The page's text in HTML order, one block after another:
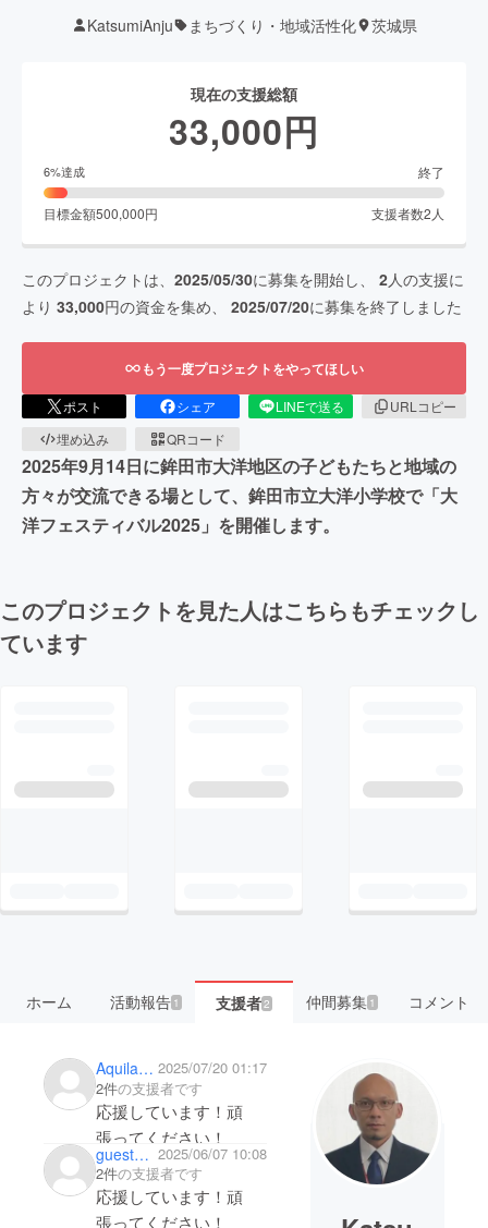
KatsumiAnju まちづくり・地域活性化 茨城県
現在の支援総額
33,000円
6%達成 終了
目標金額500,000円 支援者数2 人
このプロジェクトは、 2025/05/30に募集を開始し、 2人の支援に
より 33,000円の資金を集め、 2025/07/20に募集を終了しました
もう一度プロジェクトをやってほしい
ポスト シェア LINEで送る
URLコピー
埋め込み
QRコード
2025年9月14日に鉾田市大洋地区の子どもたちと地域の
方々が交流できる場として、鉾田市立大洋小学校で「大
洋フェスティバル2025」を開催します。
このプロジェクトを見た人はこちらもチェックし
ています
ホーム 活動報告1 支援者 2 仲間募集 1 コメント
Aquila0193 2025/07/20 01:17
2件の支援者です
応援しています！頑
張ってください！
guest2adc04d23cb4 2025/06/07 10:08
2件の支援者です
応援しています！頑
張ってください！